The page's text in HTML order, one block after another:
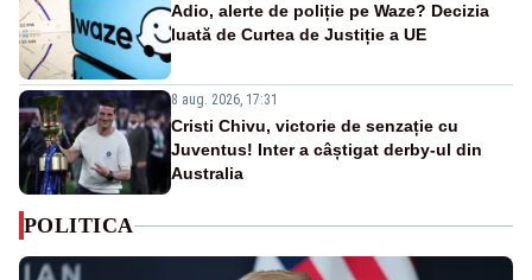
Adio, alerte de poliție pe Waze? Decizia
luată de Curtea de Justiție a UE
8 aug. 2026, 17:31
Cristi Chivu, victorie de senzație cu
Juventus! Inter a câștigat derby-ul din
Australia
POLITICA